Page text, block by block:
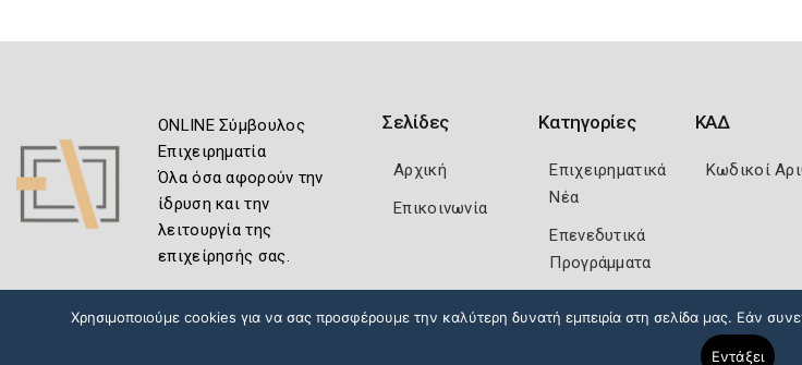
ONLINE Σύμβουλος
Επιχειρηματία
Όλα όσα αφορούν την
ίδρυση και την
λειτουργία της
επιχείρησής σας.
Σελίδες
Αρχική
Επικοινωνία
Κατηγορίες
Επιχειρηματικά
Νέα
Επενεδυτικά
Προγράμματα
ΚΑΔ
Κωδικοί
Χρησιμοποιούμε cookies για να σας προσφέρουμε την καλύτερη δυνατή εμπειρία στη σελίδα μας. Εάν
Εντάξει